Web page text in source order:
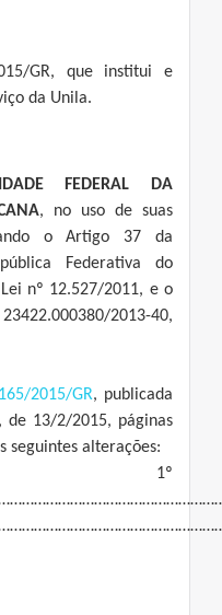
GR, que institui e
da Unila.
FEDERAL DA
, no uso de suas
o Artigo 37 da
Federativa do
nº 12.527/2011, e o
2013-40,
2015/GR, publicada
de 13/2/2015, páginas
seguintes alterações:
1º